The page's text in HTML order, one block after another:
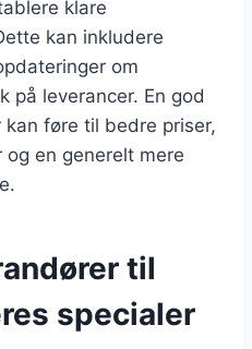
klare
kan inkludere
om
på leverancer. En god
føre til bedre priser,
en generelt mere
til
specialer